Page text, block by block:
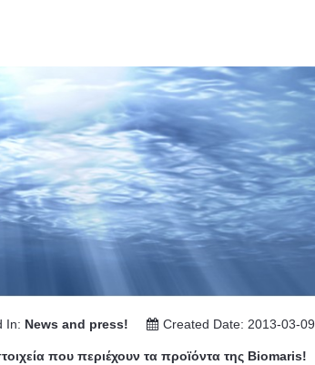
In: News and press! Created Date: 2013-03-09
που περιέχουν τα προϊόντα της Biomaris!